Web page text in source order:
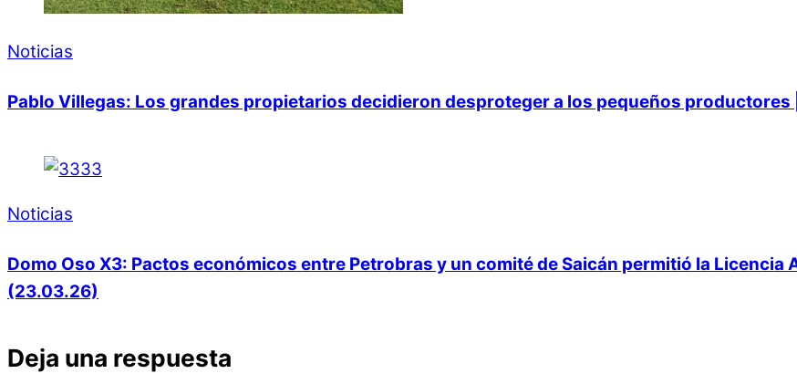
Noticias
Pablo Villegas: Los grandes propietarios decidieron desproteger a los pequeños productores
Noticias
Domo Oso X3: Pactos económicos entre Petrobras y un comité de Saicán permitió la Licencia
(23.03.26)
Deja una respuesta